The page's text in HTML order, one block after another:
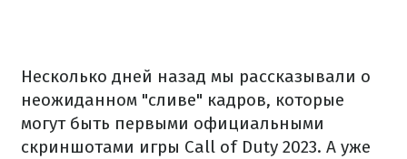
Несколько дней назад мы рассказывали о
неожиданном "сливе" кадров, которые
могут быть первыми официальными
скриншотами игры Call of Duty 2023. А уже